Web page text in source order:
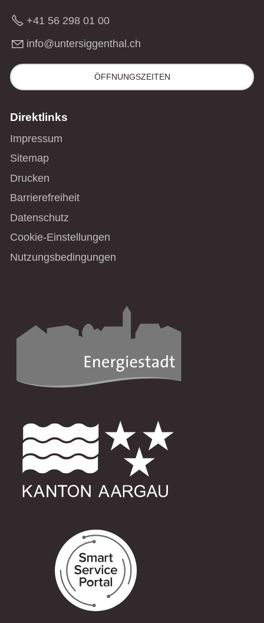
+41 56 298 01 00
nf
nt rs gg nth l ch
ÖFFNUNGSZEITEN
Direktlinks
Impressum
Sitemap
Drucken
Barrierefreiheit
Datenschutz
Cookie-Einstellungen
Nutzungsbedingungen